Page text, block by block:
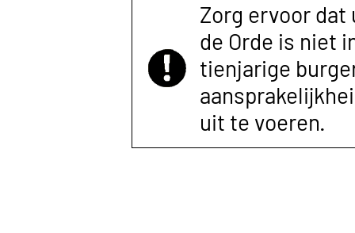
Zorg ervoor
de Orde is niet
tienjarige
uit te voeren.